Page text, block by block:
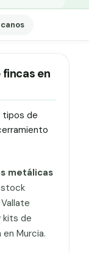
en
tipos de
metálicas
stock
kits de
Murcia.